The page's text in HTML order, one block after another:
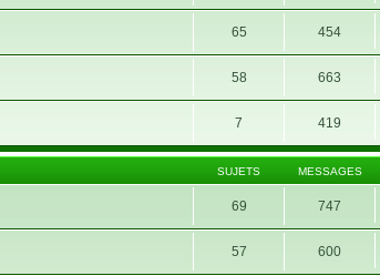
65 454
58 663
7 419
SUJETS MESSAGES
69 747
57 600